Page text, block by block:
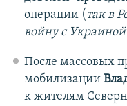
операции ( так в
войну с Украиной
После массовых
мобилизации
к жителям